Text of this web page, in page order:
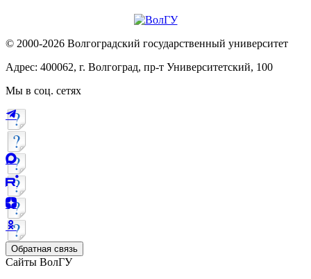
© 2000-2026 Волгоградский государственный университет
Адрес: 400062, г. Волгоград, пр-т Университетский, 100
Мы в соц. сетях
Обратная связь
Сайты ВолГУ